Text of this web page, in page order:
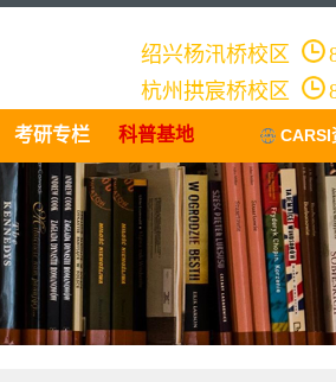
绍兴杨汛桥校区
杭州拱宸桥校区
考研专栏 科普基地 CARSI